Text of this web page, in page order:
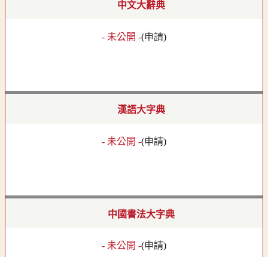
中文大辭典
- 未公開 -(申請)
漢語大字典
- 未公開 -(申請)
中國書法大字典
- 未公開 -(申請)